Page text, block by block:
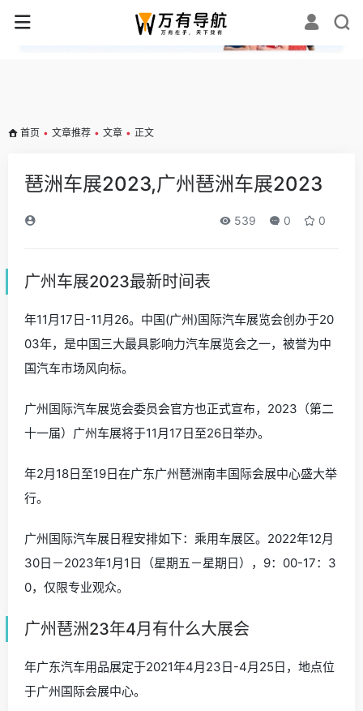
✕
首页 • 文章推荐 • 文章 • 正文
琶洲车展2023,广州琶洲车展2023
539 0 0
广州车展2023最新时间表
年11月17日-11月26。中国(广州)国际汽车展览会创办于20
03年，是中国三大最具影响力汽车展览会之一，被誉为中
国汽车市场风向标。
广州国际汽车展览会委员会官方也正式宣布，2023（第二
十一届）广州车展将于11月17日至26日举办。
年2月18日至19日在广东广州琶洲南丰国际会展中心盛大举
行。
广州国际汽车展日程安排如下：乘用车展区。2022年12月
30日－2023年1月1日（星期五－星期日），9：00-17：3
0，仅限专业观众。
广州琶洲23年4月有什么大展会
年广东汽车用品展定于2021年4月23日-4月25日，地点位
于广州国际会展中心。